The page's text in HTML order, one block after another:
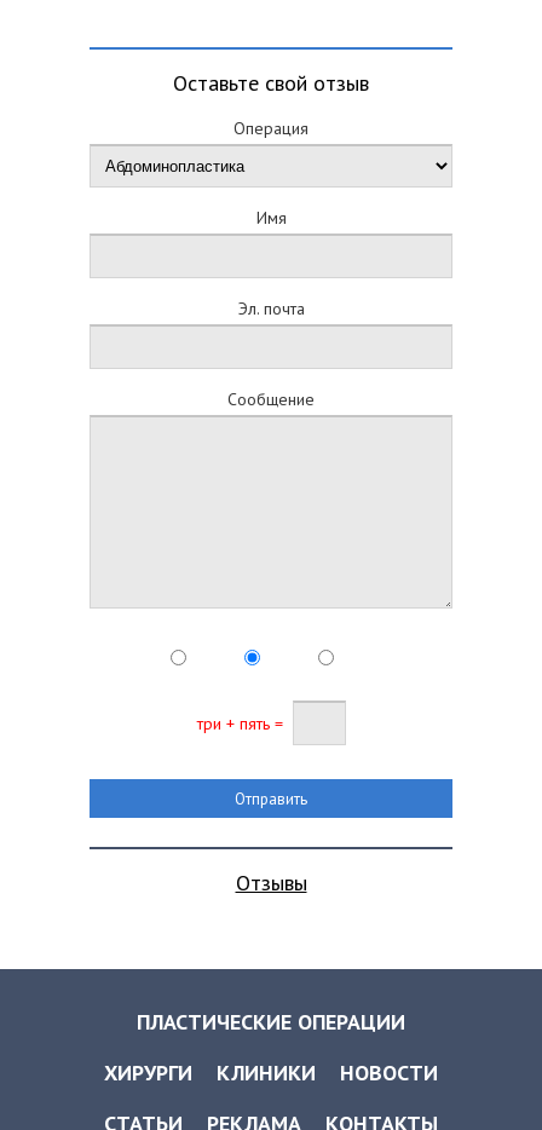
Оставьте свой отзыв
Операция
Имя
Эл. почта
Сообщение
три + пять =
Отзывы
ПЛАСТИЧЕСКИЕ ОПЕРАЦИИ
ХИРУРГИ
КЛИНИКИ
НОВОСТИ
СТАТЬИ
РЕКЛАМА КОНТАКТЫ